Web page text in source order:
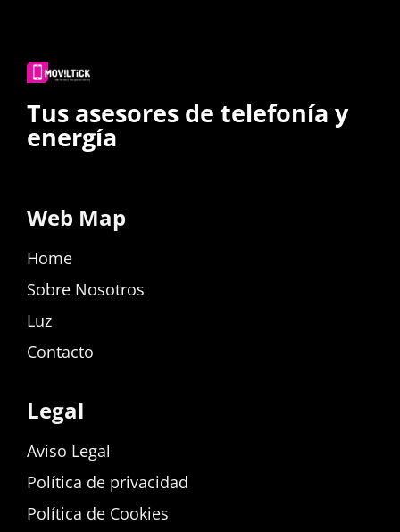
Tus asesores de telefonía y
energía
Web Map
Home
Sobre Nosotros
Luz
Contacto
Legal
Aviso Legal
Política de privacidad
Política de Cookies